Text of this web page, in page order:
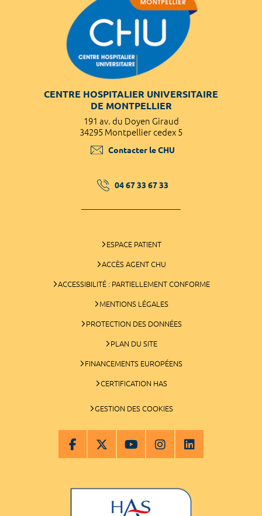
CENTRE HOSPITALIER UNIVERSITAIRE
DE MONTPELLIER
191 av. du Doyen Giraud
34295 Montpellier cedex 5
Contacter le CHU
04 67 33 67 33
ESPACE PATIENT
ACCÈS AGENT CHU
ACCESSIBILITÉ : PARTIELLEMENT CONFORME
MENTIONS LÉGALES
PROTECTION DES DONNÉES
PLAN DU SITE
FINANCEMENTS EUROPÉENS
CERTIFICATION HAS
GESTION DES COOKIES